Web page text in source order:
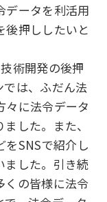
データを利活用
後押ししたいと
術開発の後押
では、ふだん法
々に法令データ
した。また、
をSNSで紹介し
ました。引き続
くの皆様に法令